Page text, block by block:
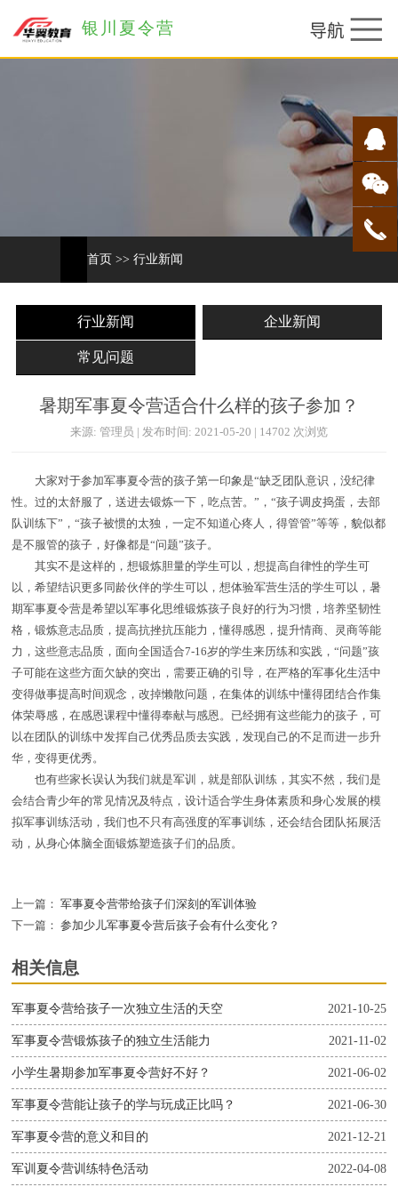
银川夏令营
首页 >> 行业新闻
行业新闻 企业新闻
常见问题
暑期军事夏令营适合什么样的孩子参加？
来源: 管理员 | 发布时间: 2021-05-20 | 14702 次浏览
大家对于参加军事夏令营的孩子第一印象是“缺乏团队意识，没纪律
性。过的太舒服了，送进去锻炼一下，吃点苦。”，“孩子调皮捣蛋，去部
队训练下”，“孩子被惯的太独，一定不知道心疼人，得管管”等等，貌似都
是不服管的孩子，好像都是“问题”孩子。
其实不是这样的，想锻炼胆量的学生可以，想提高自律性的学生可
以，希望结识更多同龄伙伴的学生可以，想体验军营生活的学生可以，暑
期军事夏令营是希望以军事化思维锻炼孩子良好的行为习惯，培养坚韧性
格，锻炼意志品质，提高抗挫抗压能力，懂得感恩，提升情商、灵商等能
力，这些意志品质，面向全国适合7-16岁的学生来历练和实践，“问题”孩
子可能在这些方面欠缺的突出，需要正确的引导，在严格的军事化生活中
变得做事提高时间观念，改掉懒散问题，在集体的训练中懂得团结合作集
体荣辱感，在感恩课程中懂得奉献与感恩。已经拥有这些能力的孩子，可
以在团队的训练中发挥自己优秀品质去实践，发现自己的不足而进一步升
华，变得更优秀。
也有些家长误认为我们就是军训，就是部队训练，其实不然，我们是
会结合青少年的常见情况及特点，设计适合学生身体素质和身心发展的模
拟军事训练活动，我们也不只有高强度的军事训练，还会结合团队拓展活
动，从身心体脑全面锻炼塑造孩子们的品质。
上一篇： 军事夏令营带给孩子们深刻的军训体验
下一篇： 参加少儿军事夏令营后孩子会有什么变化？
相关信息
2021-10-25
军事夏令营给孩子一次独立生活的天空
2021-11-02
军事夏令营锻炼孩子的独立生活能力
2021-06-02
小学生暑期参加军事夏令营好不好？
2021-06-30
军事夏令营能让孩子的学与玩成正比吗？
2021-12-21
军事夏令营的意义和目的
2022-04-08
军训夏令营训练特色活动